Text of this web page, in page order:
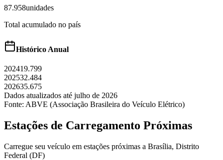
87.958unidades
Total acumulado no país
Histórico Anual
202419.799
202532.484
202635.675
Dados atualizados até julho de 2026
Fonte: ABVE (Associação Brasileira do Veículo Elétrico)
Estações de Carregamento Próximas
Carregue seu veículo em estações próximas a Brasília, Distrito
Federal (DF)